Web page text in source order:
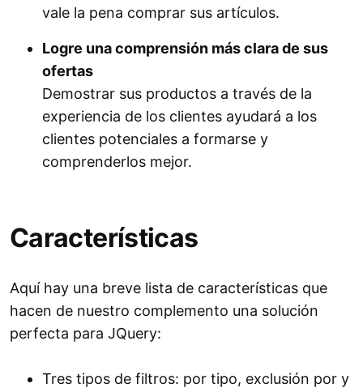
vale la pena comprar sus artículos.
Logre una comprensión más clara de sus
ofertas
Demostrar sus productos a través de la
experiencia de los clientes ayudará a los
clientes potenciales a formarse y
comprenderlos mejor.
Características
Aquí hay una breve lista de características que
hacen de nuestro complemento una solución
perfecta para JQuery:
Tres tipos de filtros: por tipo, exclusión por y